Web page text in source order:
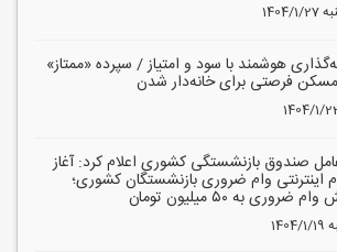
هوشمند با سود و امتیاز / سپرده «ممتاز»
فرصتی برای خانه‌دار شدن
صندوق بازنشستگی کشوری اعلام کرد: آغاز
اینترنتی وام ضروری بازنشستگان کشوری؛
ضروری به ۵۰ میلیون تومان